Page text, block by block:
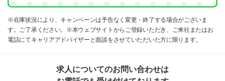
※在庫状況により、キャンペーンは予告なく変更・終了する場合がございま
す。ご了承ください。※本ウェブサイトからご登録いただき、ご来社またはお
電話にてキャリアアドバイザーと面談をさせていただいた方に限ります。
求人についてのお問い合わせは